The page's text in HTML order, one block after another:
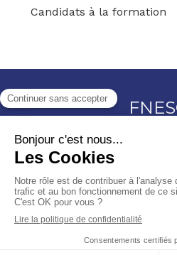
Candidats à la formation
15, bd Marcel Paul
Afficher le
Plan du
©2026